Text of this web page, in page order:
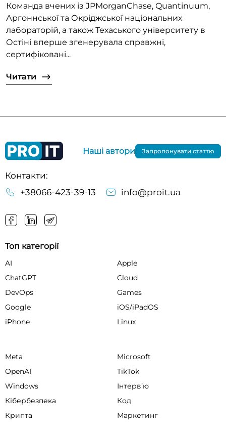
Команда вчених із JPMorganChase, Quantinuum,
Аргоннської та Окріджської національних
лабораторій, а також Техаського університету в
Остіні вперше згенерувала справжні,
сертифіковані...
Читати
Контакти:
+38066-423-39-13
info@proit.ua
Наші автори Запропонувати статтю
Топ категорії
AI
Apple
ChatGPT
Cloud
DevOps
Games
Google
iOS/iPadOS
iPhone
Linux
Meta
Microsoft
OpenAI
TikTok
Windows
Інтервʼю
Кібербезпека
Код
Крипта
Маркетинг